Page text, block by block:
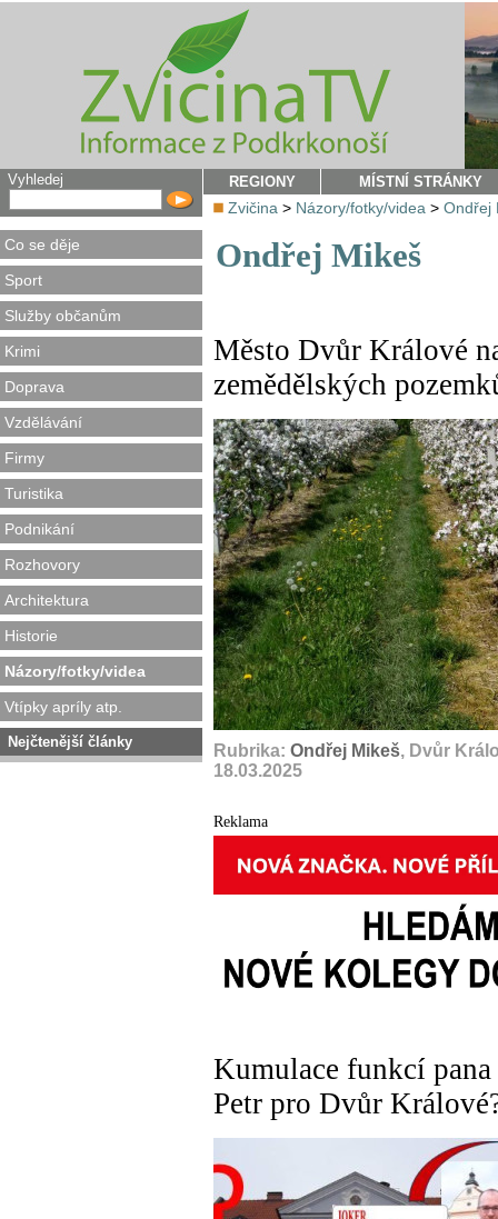
Vyhledej
Co se děje
Sport
Služby občanům
Krimi
Doprava
Vzdělávání
Firmy
Turistika
Podnikání
Rozhovory
Architektura
Historie
Názory/fotky/videa
Vtípky apríly atp.
Nejčtenější články
REGIONY MÍSTNÍ STRÁNKY
Zvičina > Názory/fotky/videa > Ondřej
Ondřej Mikeš
Město Dvůr Králové
zemědělských
Rubrika: Ondřej Mikeš, Dvůr
18.03.2025
Reklama
Kumulace funkcí
Petr pro Dvůr